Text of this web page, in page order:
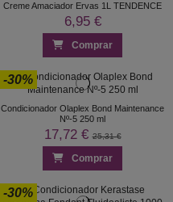
Creme Amaciador Ervas 1L TENDENCE
6,95 €
Comprar
-30%
Condicionador Olaplex Bond Maintenance
Nº-5 250 ml
17,72 €25,31 €
Comprar
-30%